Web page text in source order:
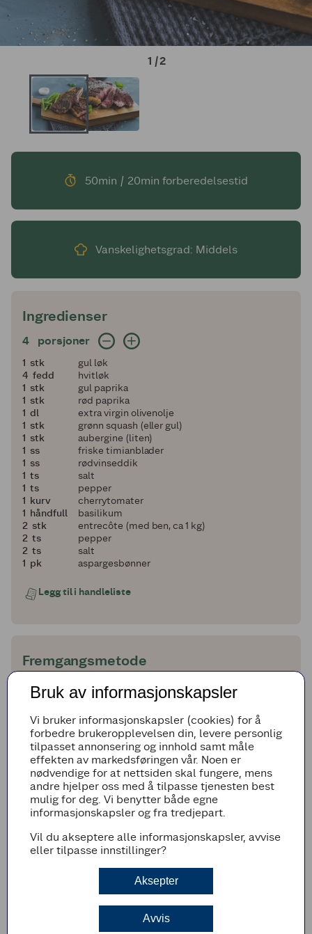
1 /2
50min / 20min forberedelsestid
Vanskelighetsgrad: Middels
Ingredienser
4 porsjoner
4 porsjoner
11 stk
gul løk
4
4 fedd
hvitløk
11 stk
gul paprika
11 stk
rød paprika
11 dl
extra virgin olivenolje
11 stk
grønn squash (eller gul)
11 stk
aubergine (liten)
11 ss
friske timianblader
11 ss
rødvinseddik
11 ts
salt
11 ts
pepper
11 kurv
cherrytomater
11 håndfull
basilikum
2
2 stk
entrecôte (med ben, ca 1 kg)
2
2 ts
pepper
2
2 ts
salt
11 pk aspargesbønner
Legg til i handleliste
Fremgangsmetode
Ratatouille:
terninger. Fres dette sammen i en dyp
stekepanne med litt av oljen i 5-6 minutter.
Legg til side.
Del squash og aubergine i terninger. Tilsett
mer av oljen i pannen og stek dette til
grønnsakene har fått en fin stekeskorpe. Ha
løken og paprikaen tilbake i pannen og tilsett
timianblader, rødvinseddik, salt og pepper.
Del cherrytomatene i fire og ha over i
ratatouillen. Bland alt sammen og la det
surre over lav varme i 10 minutter.
Kjøttstykker:
Krydre kjøttsykkene med rikelig salt og
pepper. Fyr opp grillen og brun kjøttsykkene
Bruk av informasjonskapsler
Vi bruker informasjonskapsler (cookies) for å
forbedre brukeropplevelsen din, levere personlig
tilpasset annonsering og innhold samt måle
effekten av markedsføringen vår. Noen er
nødvendige for at nettsiden skal fungere, mens
andre hjelper oss med å tilpasse tjenesten best
mulig for deg. Vi benytter både egne
informasjonskapsler og fra tredjepart.
Vil du akseptere alle informasjonskapsler, avvise
eller tilpasse innstillinger?
Aksepter
Avvis